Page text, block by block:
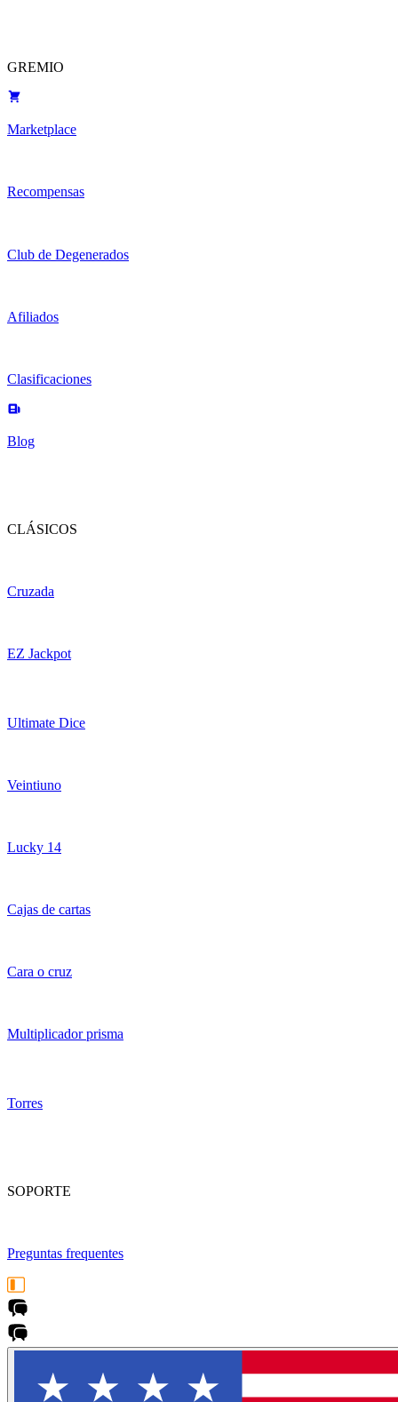
GREMIO
Marketplace
Recompensas
Club de Degenerados
Afiliados
Clasificaciones
Blog
CLÁSICOS
Cruzada
EZ Jackpot
Ultimate Dice
Veintiuno
Lucky 14
Cajas de cartas
Cara o cruz
Multiplicador prisma
Torres
SOPORTE
Preguntas frequentes